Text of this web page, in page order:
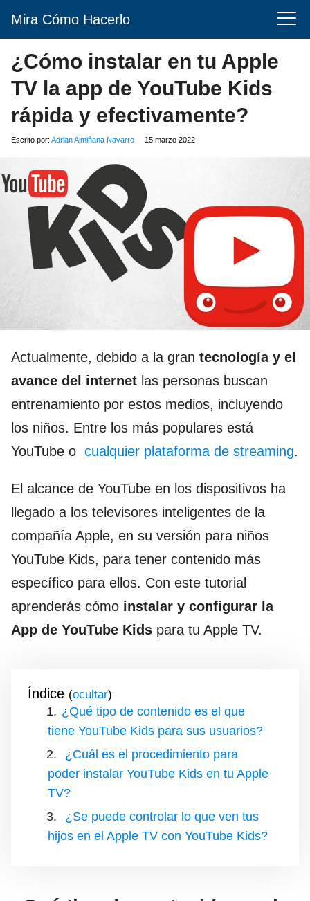
Mira Cómo Hacerlo
¿Cómo instalar en tu Apple
TV la app de YouTube Kids
rápida y efectivamente?
Escrito por: Adrian Almiñana Navarro 15 marzo 2022
Actualmente, debido a la gran tecnología y el
avance del internet las personas buscan
entrenamiento por estos medios, incluyendo
los niños. Entre los más populares está
YouTube o cualquier plataforma de streaming.
El alcance de YouTube en los dispositivos ha
llegado a los televisores inteligentes de la
compañía Apple, en su versión para niños
YouTube Kids, para tener contenido más
específico para ellos. Con este tutorial
aprenderás cómo instalar y configurar la
App de YouTube Kids para tu Apple TV.
Índice ( )
¿Qué tipo de contenido es el que
tiene YouTube Kids para sus usuarios?
¿Cuál es el procedimiento para
poder instalar YouTube Kids en tu Apple
TV?
¿Se puede controlar lo que ven tus
hijos en el Apple TV con YouTube Kids?